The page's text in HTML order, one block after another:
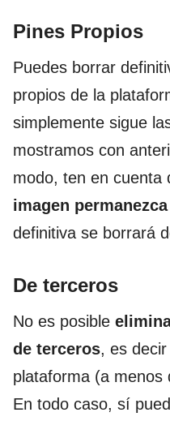
Pines Propios
Puedes borrar
propios de la
simplemente sigue
mostramos con
modo, ten en cuenta
imagen
definitiva se borrará
De terceros
No es posible
de terceros, es
plataforma (a menos
En todo caso, sí